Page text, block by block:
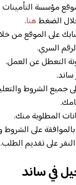
مؤسسة التأمينات
الضغط هنا.
على الموقع من
السري.
التعطل عن العمل.
ساند.
جميع الشروط
المطلوبة منك.
على الشروط
النقر على تقديم الطلب.
في ساند